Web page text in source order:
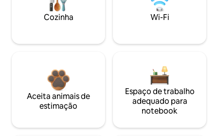
Cozinha Wi-Fi
Aceita animais de
estimação
Espaço de trabalho
adequado para
notebook